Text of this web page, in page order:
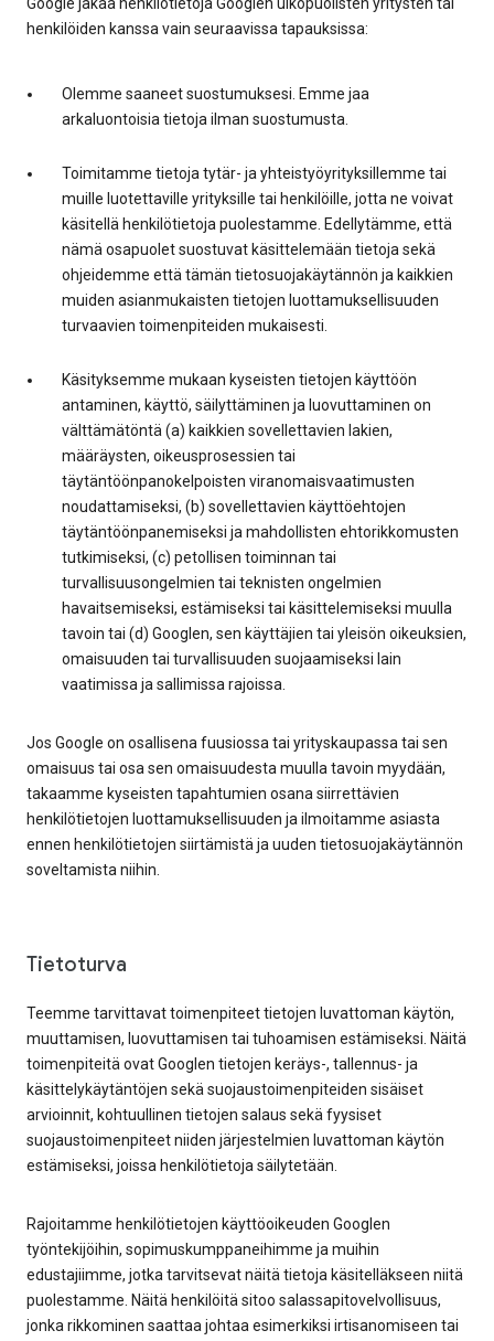
henkilöiden kanssa vain seuraavissa tapauksissa:
Olemme saaneet suostumuksesi. Emme jaa
arkaluontoisia tietoja ilman suostumusta.
Toimitamme tietoja tytär- ja yhteistyöyrityksillemme tai
muille luotettaville yrityksille tai henkilöille, jotta ne voivat
käsitellä henkilötietoja puolestamme. Edellytämme, että
nämä osapuolet suostuvat käsittelemään tietoja sekä
ohjeidemme että tämän tietosuojakäytännön ja kaikkien
muiden asianmukaisten tietojen luottamuksellisuuden
turvaavien toimenpiteiden mukaisesti.
Käsityksemme mukaan kyseisten tietojen käyttöön
antaminen, käyttö, säilyttäminen ja luovuttaminen on
välttämätöntä (a) kaikkien sovellettavien lakien,
määräysten, oikeusprosessien tai
täytäntöönpanokelpoisten viranomaisvaatimusten
noudattamiseksi, (b) sovellettavien käyttöehtojen
täytäntöönpanemiseksi ja mahdollisten ehtorikkomusten
tutkimiseksi, (c) petollisen toiminnan tai
turvallisuusongelmien tai teknisten ongelmien
havaitsemiseksi, estämiseksi tai käsittelemiseksi muulla
tavoin tai (d) Googlen, sen käyttäjien tai yleisön oikeuksien,
omaisuuden tai turvallisuuden suojaamiseksi lain
vaatimissa ja sallimissa rajoissa.
Jos Google on osallisena fuusiossa tai yrityskaupassa tai sen
omaisuus tai osa sen omaisuudesta muulla tavoin myydään,
takaamme kyseisten tapahtumien osana siirrettävien
henkilötietojen luottamuksellisuuden ja ilmoitamme asiasta
ennen henkilötietojen siirtämistä ja uuden tietosuojakäytännön
soveltamista niihin.
Tietoturva
Teemme tarvittavat toimenpiteet tietojen luvattoman käytön,
muuttamisen, luovuttamisen tai tuhoamisen estämiseksi. Näitä
toimenpiteitä ovat Googlen tietojen keräys-, tallennus- ja
käsittelykäytäntöjen sekä suojaustoimenpiteiden sisäiset
arvioinnit, kohtuullinen tietojen salaus sekä fyysiset
suojaustoimenpiteet niiden järjestelmien luvattoman käytön
estämiseksi, joissa henkilötietoja säilytetään.
Rajoitamme henkilötietojen käyttöoikeuden Googlen
työntekijöihin, sopimuskumppaneihimme ja muihin
edustajiimme, jotka tarvitsevat näitä tietoja käsitelläkseen niitä
puolestamme. Näitä henkilöitä sitoo salassapitovelvollisuus,
jonka rikkominen saattaa johtaa esimerkiksi irtisanomiseen tai